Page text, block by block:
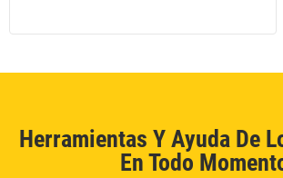
Herramientas Y Ayuda De
En Todo